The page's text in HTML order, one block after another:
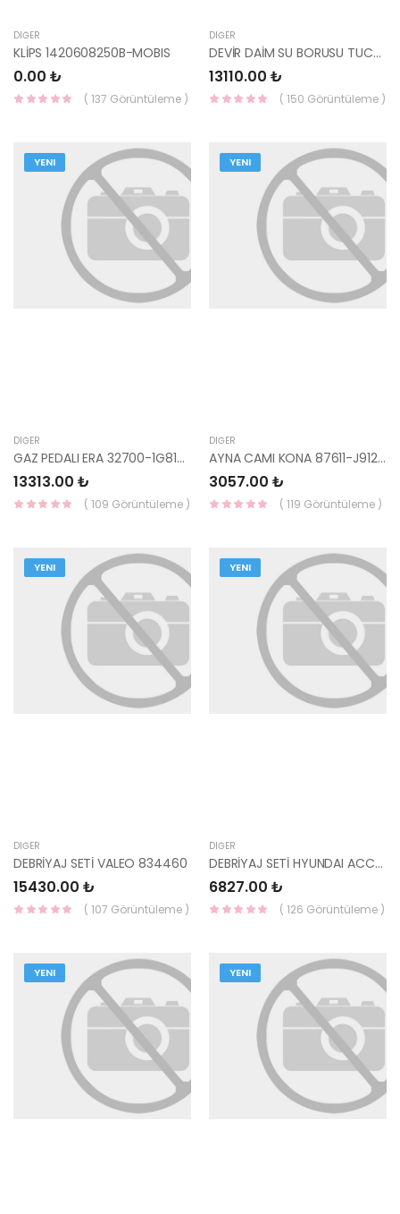
DIĞER
KLİPS 1420608250B-MOBIS
0.00 ₺
( 137 Görüntüleme )
DIĞER
DEVİR DAİM SU BORUSU TUCSON/SPORTAGE 25620-27451-HMC
13110.00 ₺
( 150 Görüntüleme )
YENI
DIĞER
GAZ PEDALI ERA 32700-1G810-MOBIS
13313.00 ₺
( 109 Görüntüleme )
YENI
DIĞER
AYNA CAMI KONA 87611-J9120-HMC
3057.00 ₺
( 119 Görüntüleme )
YENI
DIĞER
DEBRİYAJ SETİ VALEO 834460
15430.00 ₺
( 107 Görüntüleme )
YENI
DIĞER
DEBRİYAJ SETİ HYUNDAI ACCENT ADG030203-BLUEPRINT
6827.00 ₺
( 126 Görüntüleme )
YENI YENI